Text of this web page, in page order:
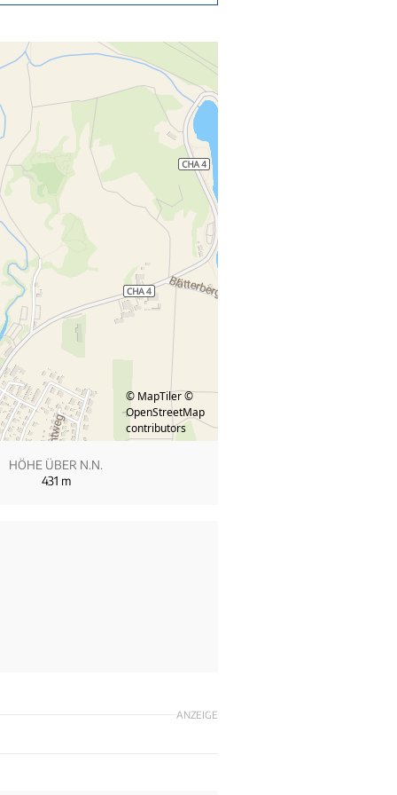
© MapTiler©
OpenStreetMap
contributors
HÖHE ÜBER N.N.
431 m
ANZEIGE